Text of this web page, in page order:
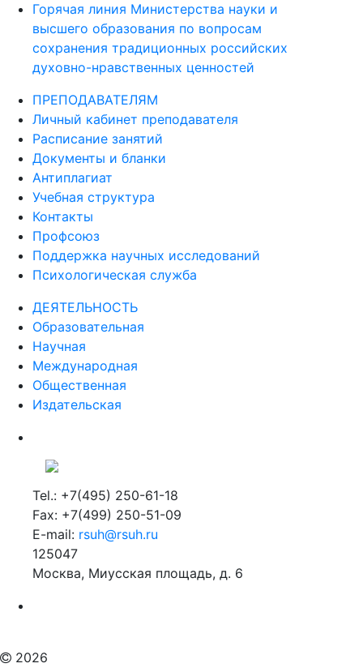
Горячая линия Министерства науки и
высшего образования по вопросам
сохранения традиционных российских
духовно-нравственных ценностей
ПРЕПОДАВАТЕЛЯМ
Личный кабинет преподавателя
Расписание занятий
Документы и бланки
Антиплагиат
Учебная структура
Контакты
Профсоюз
Поддержка научных исследований
Психологическая служба
ДЕЯТЕЛЬНОСТЬ
Образовательная
Научная
Международная
Общественная
Издательская
Tel.: +7(495) 250-61-18
Fax: +7(499) 250-51-09
E-mail: rsuh@rsuh.ru
125047
Москва, Миусская площадь, д. 6
2026